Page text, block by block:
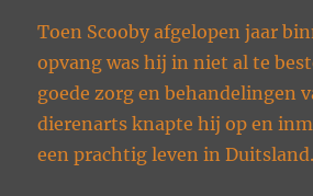
Toen Scooby afgelopen jaar
opvang was hij in niet al te
goede zorg en behandelingen
dierenarts knapte hij op en
een prachtig leven in Duitsland.